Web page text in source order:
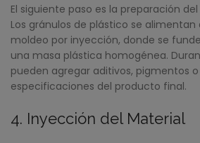
El siguiente paso es la preparación
Los gránulos de plástico se
moldeo por inyección, donde se
una masa plástica homogénea.
pueden agregar aditivos, pigmentos
especificaciones del producto final.
4. Inyección del Material